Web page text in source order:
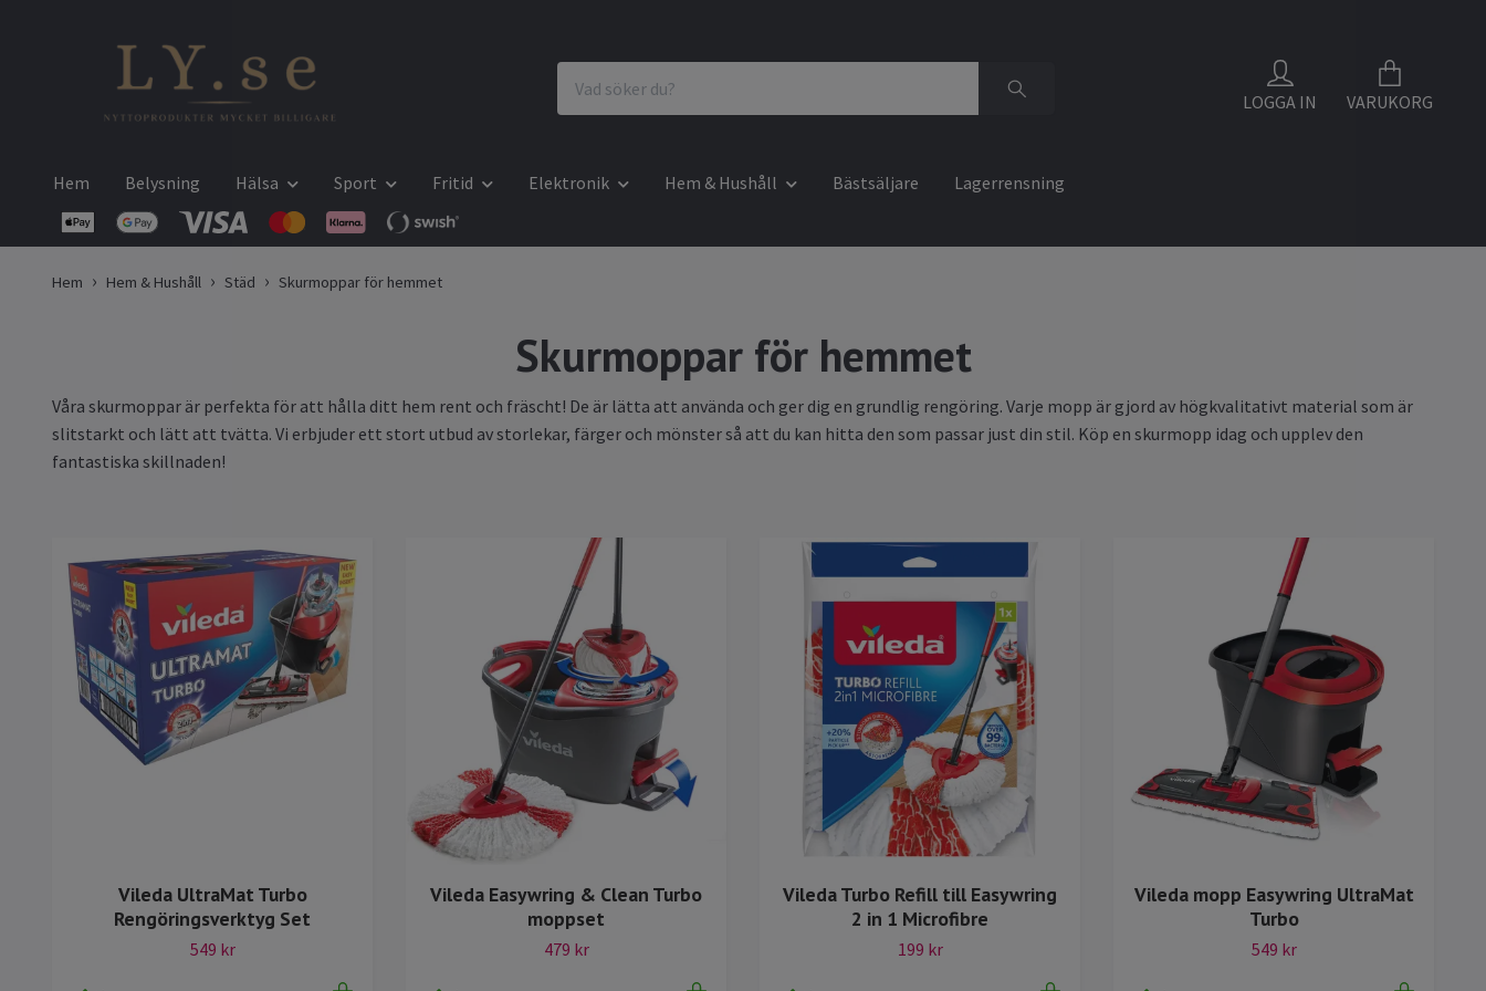
LOGGA IN VARUKORG
Hem Belysning Hälsa Sport Fritid Elektronik Hem & Hushåll Bästsäljare Lagerrensning
Hem Hem & Hushåll Städ Skurmoppar för hemmet
Skurmoppar för hemmet
Våra skurmoppar är perfekta för att hålla ditt hem rent och fräscht! De är lätta att använda och ger dig en grundlig rengöring. Varje mopp är gjord av högkvalitativt material som är
slitstarkt och lätt att tvätta. Vi erbjuder ett stort utbud av storlekar, färger och mönster så att du kan hitta den som passar just din stil. Köp en skurmopp idag och upplev den
fantastiska skillnaden!
Vileda UltraMat Turbo
Rengöringsverktyg Set
549 kr
Vileda Easywring & Clean Turbo
moppset
479 kr
Vileda Turbo Refill till Easywring
2 in 1 Microfibre
199 kr
Vileda mopp Easywring UltraMat
Turbo
549 kr